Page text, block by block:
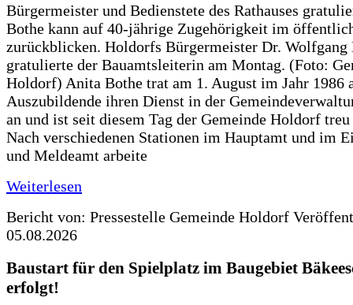
Bürgermeister und Bedienstete des Rathauses
Bothe kann auf 40-jährige Zugehörigkeit im
zurückblicken. Holdorfs Bürgermeister Dr. Wolfgang
gratulierte der Bauamtsleiterin am Montag. (Foto:
Holdorf) Anita Bothe trat am 1. August im Jahr 1986
Auszubildende ihren Dienst in der
an und ist seit diesem Tag der Gemeinde Holdorf
Nach verschiedenen Stationen im Hauptamt und im
und Meldeamt arbeite
Weiterlesen
Bericht von: Pressestelle Gemeinde Holdorf
05.08.2026
Baustart für den Spielplatz im Baugebiet
erfolgt!